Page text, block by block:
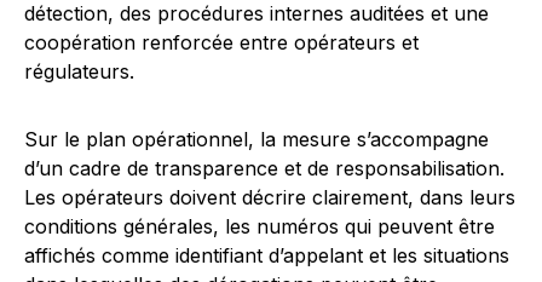
détection, des procédures internes auditées et une
coopération renforcée entre opérateurs et
régulateurs.
Sur le plan opérationnel, la mesure s’accompagne
d’un cadre de transparence et de responsabilisation.
Les opérateurs doivent décrire clairement, dans leurs
conditions générales, les numéros qui peuvent être
affichés comme identifiant d’appelant et les situations